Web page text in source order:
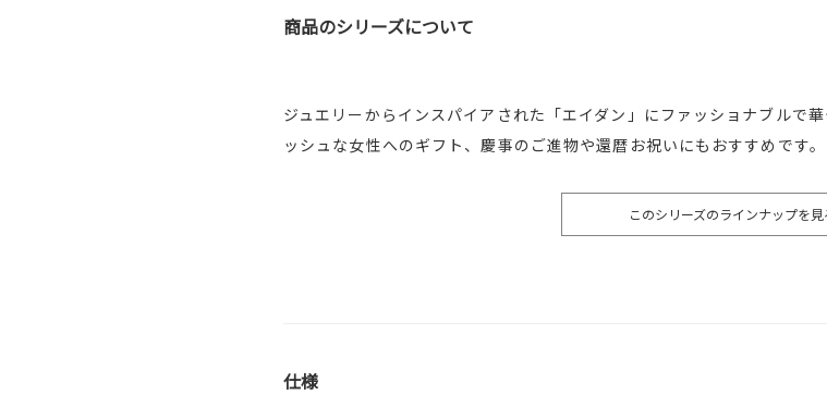
商品のシリーズについて
ジュエリーからインスパイアされた「エイダン」にファッショナブルで
ッシュな女性へのギフト、慶事のご進物や還暦お祝いにもおすすめです。
このシリーズのラインナップを見
仕様